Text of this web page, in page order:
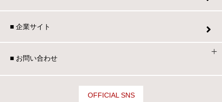
■ 企業サイト
■ お問い合わせ
OFFICIAL SNS